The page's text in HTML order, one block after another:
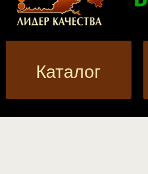
Каталог